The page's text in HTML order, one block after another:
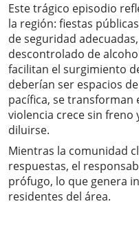
Este trágico episodio
la región: fiestas
de seguridad
descontrolado de
facilitan el surgimiento
deberían ser espacios
pacífica, se transforman
violencia crece sin freno
diluirse.
Mientras la comunidad
respuestas, el
prófugo, lo que genera
residentes del área.